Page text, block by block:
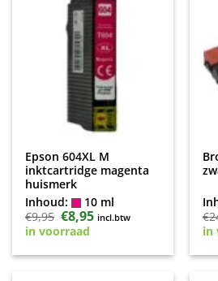
Epson 604XL M
inktcartridge magenta
huismerk
Inhoud:
10 ml
€9,95 Oorspronkelijke
prijs
was:
€8,95Huidige
prijs
incl.btw
in voorraad
€
in